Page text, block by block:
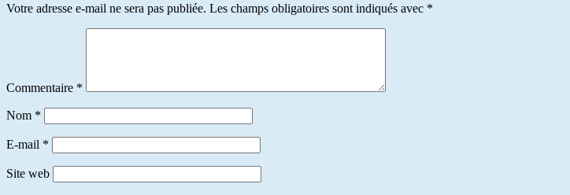
Votre adresse e-mail ne sera pas publiée. Les champs obligatoires sont indiqués avec *
Commentaire *
Nom *
E-mail *
Site web